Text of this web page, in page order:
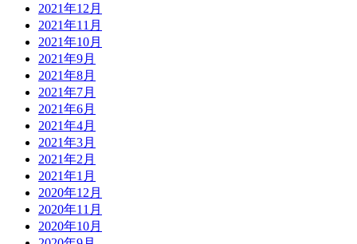
2021年12月
2021年11月
2021年10月
2021年9月
2021年8月
2021年7月
2021年6月
2021年4月
2021年3月
2021年2月
2021年1月
2020年12月
2020年11月
2020年10月